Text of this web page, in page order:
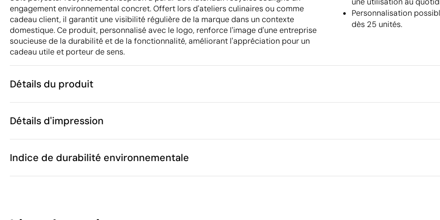
engagement environnemental concret. Offert lors d'ateliers culinaires ou comme
cadeau client, il garantit une visibilité régulière de la marque dans un contexte
domestique. Ce produit, personnalisé avec le logo, renforce l'image d'une entreprise
soucieuse de la durabilité et de la fonctionnalité, améliorant l'appréciation pour un
cadeau utile et porteur de sens.
Personnalisation
dès 25 unités.
Détails du produit
Caractéristiques
Code du produit
Poids
60 g
Matière
Polyester
Emballage
Poids de la boîte extérieure
Détails d'impression
Indice de durabilité environnementale